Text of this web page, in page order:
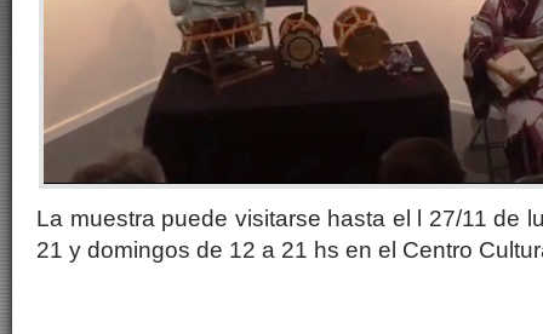
La muestra puede visitarse hasta el l 27/11 de
21 y domingos de 12 a 21 hs en el Centro